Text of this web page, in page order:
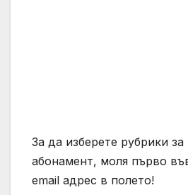
За да изберете рубрики
абонамент, моля първо
email адрес в полето!